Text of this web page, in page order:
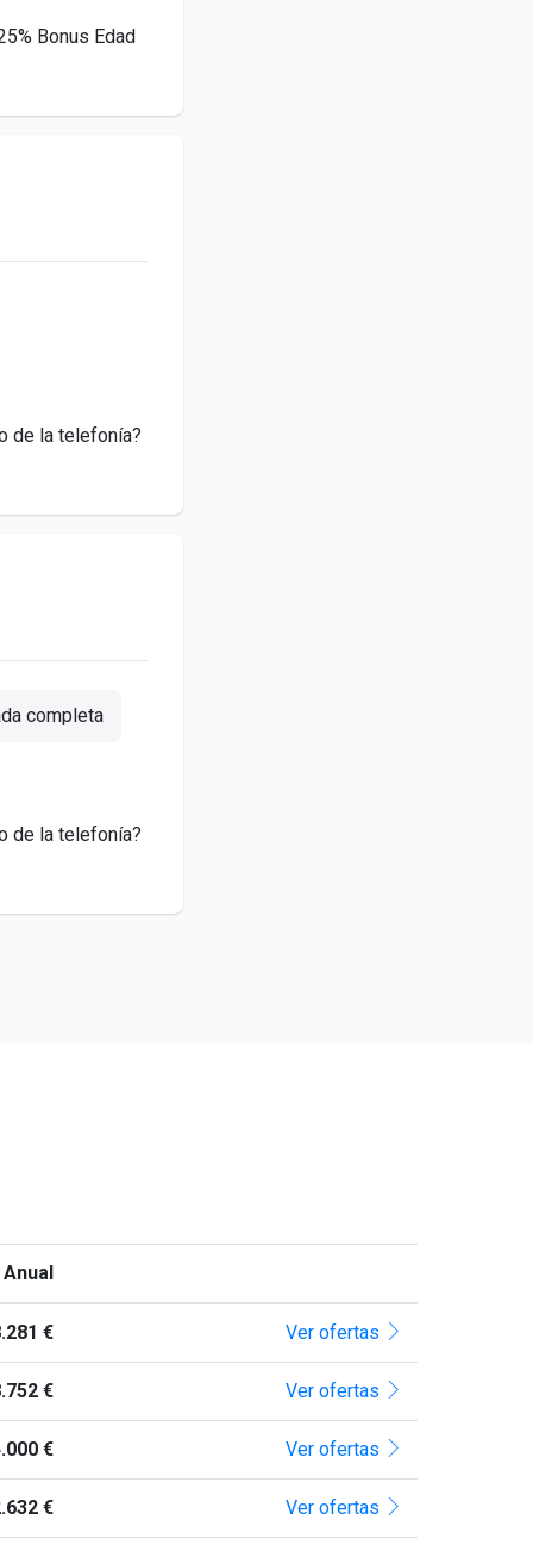
Bonus Edad
de la telefonía?
completa
de la telefonía?
€ Ver ofertas
€ Ver ofertas
€ Ver ofertas
€ Ver ofertas